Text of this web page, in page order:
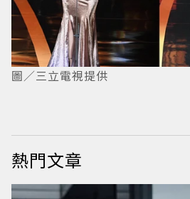
圖／三立電視提供
熱門文章